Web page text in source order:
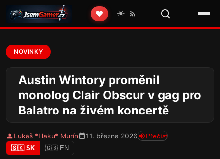
❤️ ☀️
NOVINKY
Austin Wintory proměnil
monolog Clair Obscur v gag pro
Balatro na živém koncertě
Lukáš *Haku* Murín 11. března 2026 Přečíst
🇸🇰 SK 🇬🇧 EN